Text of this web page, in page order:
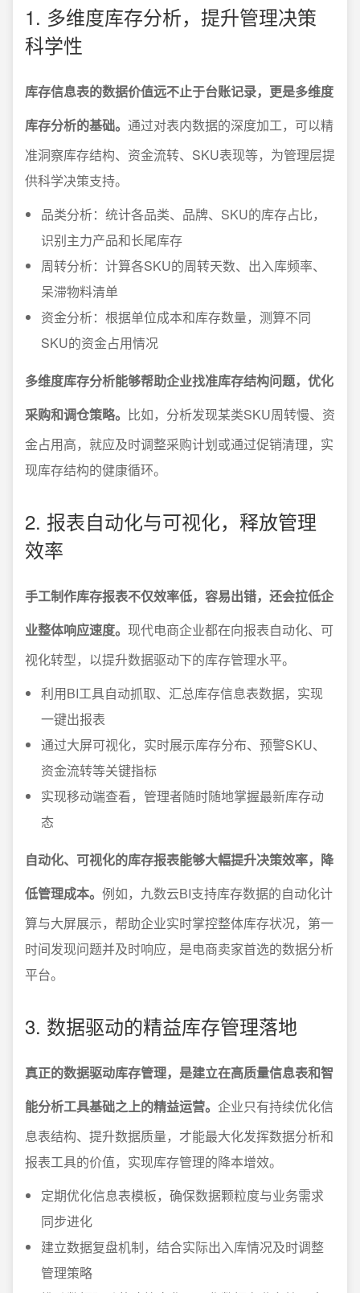
1. 多维度库存分析，提升管理决策
科学性
库存信息表的数据价值远不止于台账记录，更是多维度
库存分析的基础。 通过对表内数据的深度加工，可以精
准洞察库存结构、资金流转、SKU表现等，为管理层提
供科学决策支持。
品类分析：统计各品类、品牌、SKU的库存占比，
识别主力产品和长尾库存
周转分析：计算各SKU的周转天数、出入库频率、
呆滞物料清单
资金分析：根据单位成本和库存数量，测算不同
SKU的资金占用情况
多维度库存分析能够帮助企业找准库存结构问题，优化
采购和调仓策略。 比如，分析发现某类SKU周转慢、资
金占用高，就应及时调整采购计划或通过促销清理，实
现库存结构的健康循环。
2. 报表自动化与可视化，释放管理
效率
手工制作库存报表不仅效率低，容易出错，还会拉低企
业整体响应速度。 现代电商企业都在向报表自动化、可
视化转型，以提升数据驱动下的库存管理水平。
利用BI工具自动抓取、汇总库存信息表数据，实现
一键出报表
通过大屏可视化，实时展示库存分布、预警SKU、
资金流转等关键指标
实现移动端查看，管理者随时随地掌握最新库存动
态
自动化、可视化的库存报表能够大幅提升决策效率，降
低管理成本。 例如，九数云BI支持库存数据的自动化计
算与大屏展示，帮助企业实时掌控整体库存状况，第一
时间发现问题并及时响应，是电商卖家首选的数据分析
平台。
3. 数据驱动的精益库存管理落地
真正的数据驱动库存管理，是建立在高质量信息表和智
能分析工具基础之上的精益运营。 企业只有持续优化信
息表结构、提升数据质量，才能最大化发挥数据分析和
报表工具的价值，实现库存管理的降本增效。
定期优化信息表模板，确保数据颗粒度与业务需求
同步进化
建立数据复盘机制，结合实际出入库情况及时调整
管理策略